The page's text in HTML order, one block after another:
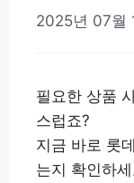
2025년 07월
필요한 상품
스럽죠?
지금 바로 롯
는지 확인하